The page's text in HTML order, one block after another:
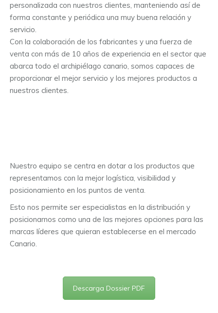
personalizada con nuestros clientes, manteniendo así de
forma constante y periódica una muy buena relación y
servicio.
Con la colaboración de los fabricantes y una fuerza de
venta con más de 10 años de experiencia en el sector que
abarca todo el archipiélago canario, somos capaces de
proporcionar el mejor servicio y los mejores productos a
nuestros clientes.
Nuestro equipo se centra en dotar a los productos que
representamos con la mejor logística, visibilidad y
posicionamiento en los puntos de venta.
Esto nos permite ser especialistas en la distribución y
posicionarnos como una de las mejores opciones para las
marcas líderes que quieran establecerse en el mercado
Canario.
Descarga Dossier PDF